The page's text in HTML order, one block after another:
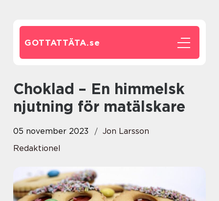
GOTTATTÄTA.se
Choklad – En himmelsk
njutning för matälskare
05 november 2023
Jon Larsson
Redaktionel